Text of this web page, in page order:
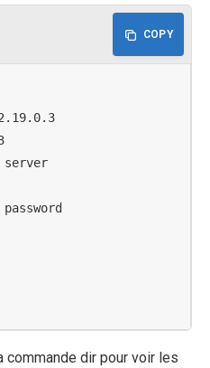
COPY
server
commande dir pour voir les